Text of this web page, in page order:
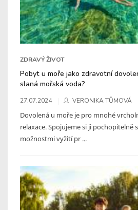
ZDRAVÝ ŽIVOT
Pobyt u moře jako zdravotní
slaná mořská voda?
27.07.2024 VERONIKA TŮMOVÁ
Dovolená u moře je pro mnohé
relaxace. Spojujeme si ji pochopitelně
možnostmi vyžití pr ...